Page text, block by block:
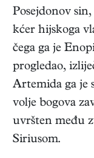
Posejdonov
kćer hijskoga
čega ga je
progledao,
Artemida ga je
volje bogova
uvršten među
Siriusom.